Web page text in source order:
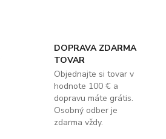
DOPRAVA ZDARMA
TOVAR
Objednajte si tovar v
hodnote 100 € a
dopravu máte grátis.
Osobný odber je
zdarma vždy.